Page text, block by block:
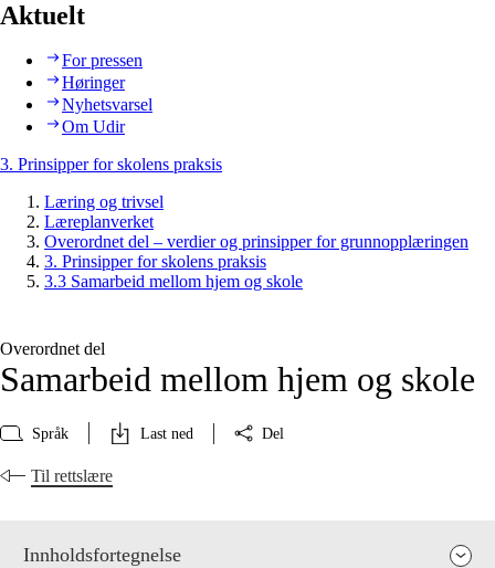
Aktuelt
For pressen
Høringer
Nyhetsvarsel
Om Udir
3. Prinsipper for skolens praksis
Læring og trivsel
Læreplanverket
Overordnet del – verdier og prinsipper for grunnopplæringen
3. Prinsipper for skolens praksis
3.3 Samarbeid mellom hjem og skole
Overordnet del
Samarbeid mellom hjem og skole
Språk Last ned Del
Til rettslære
Innholdsfortegnelse